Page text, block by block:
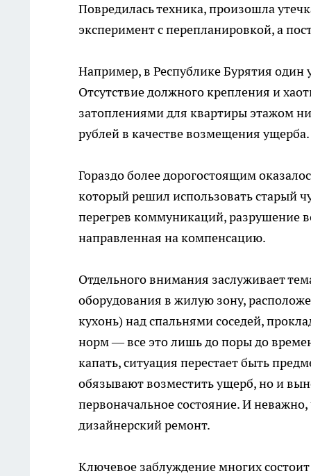
Повредилась техника, произошла
эксперимент с перепланировкой, а
Например, в Республике Бурятия один
Отсутствие должного крепления и
затоплениями для квартиры этажом
рублей в качестве возмещения ущерба.
Гораздо более дорогостоящим
который решил использовать старый
перегрев коммуникаций, разрушение
направленная на компенсацию.
Отдельного внимания заслуживает
оборудования в жилую зону,
кухонь) над спальнями соседей,
норм — все это лишь до поры до
капать, ситуация перестает быть
обязывают возместить ущерб, но и
первоначальное состояние. И
дизайнерский ремонт.
Ключевое заблуждение многих